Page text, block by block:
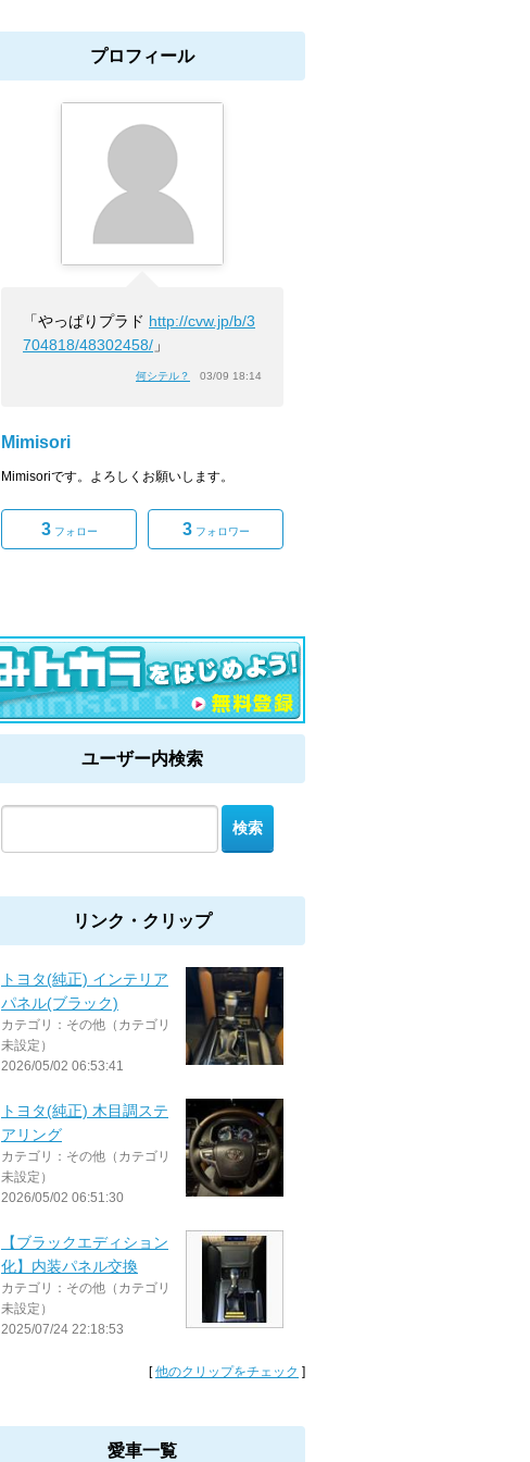
プロフィール
「やっぱりプラド http://cvw.jp/b/3
704818/48302458/ 」
何シテル？ 03/09 18:14
Mimisori
Mimisoriです。よろしくお願いします。
3フォロー 3フォロワー
ユーザー内検索
リンク・クリップ
トヨタ(純正) インテリア
パネル(ブラック)
カテゴリ：その他（カテゴリ
未設定）
2026/05/02 06:53:41
トヨタ(純正) 木目調ステ
アリング
カテゴリ：その他（カテゴリ
未設定）
2026/05/02 06:51:30
【ブラックエディション
化】内装パネル交換
カテゴリ：その他（カテゴリ
未設定）
2025/07/24 22:18:53
[他のクリップをチェック ]
愛車一覧